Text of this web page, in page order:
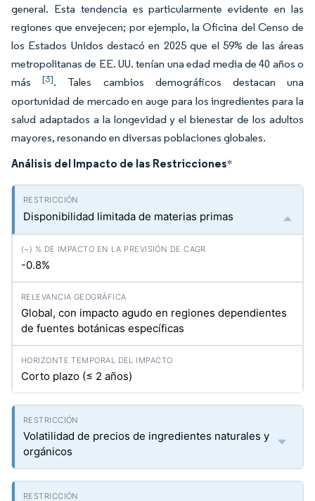
general. Esta tendencia es particularmente evidente en las
regiones que envejecen; por ejemplo, la Oficina del Censo de
los Estados Unidos destacó en 2025 que el 59% de las áreas
metropolitanas de EE. UU. tenían una edad media de 40 años o
más[3]. Tales cambios demográficos destacan una
oportunidad de mercado en auge para los ingredientes para la
salud adaptados a la longevidad y el bienestar de los adultos
mayores, resonando en diversas poblaciones globales.
Análisis del Impacto de las Restricciones*
Disponibilidad limitada de materias primas
-0.8%
Global, con impacto agudo en regiones dependientes
de fuentes botánicas específicas
Corto plazo (≤ 2 años)
Volatilidad de precios de ingredientes naturales y
orgánicos